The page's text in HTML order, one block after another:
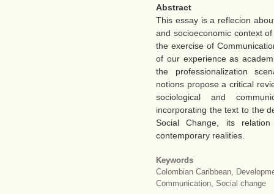
Abstract
This essay is a reflecion
and socioeconomic context
the exercise of
of our experience as
the professionalization
notions propose a critical
sociological and
incorporating the text to the
Social Change, its
contemporary realities.
Keywords
Colombian Caribbean,
Communication, Social change